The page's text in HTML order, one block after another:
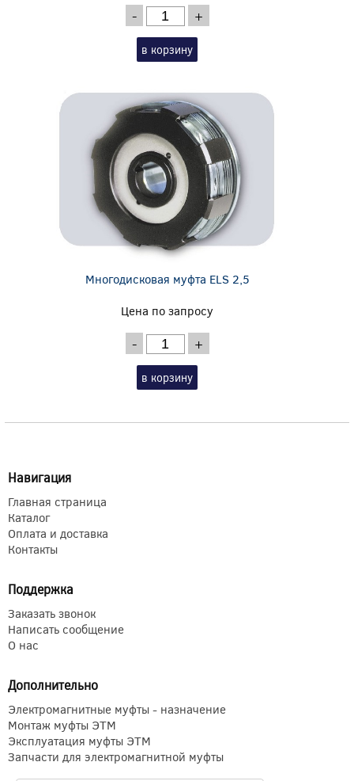
- +
в корзину
Многодисковая муфта ELS 2,5
Цена по запросу
- +
в корзину
Навигация
Главная страница
Каталог
Оплата и доставка
Контакты
Поддержка
Заказать звонок
Написать сообщение
О нас
Дополнительно
Электромагнитные муфты - назначение
Монтаж муфты ЭТМ
Эксплуатация муфты ЭТМ
Запчасти для электромагнитной муфты